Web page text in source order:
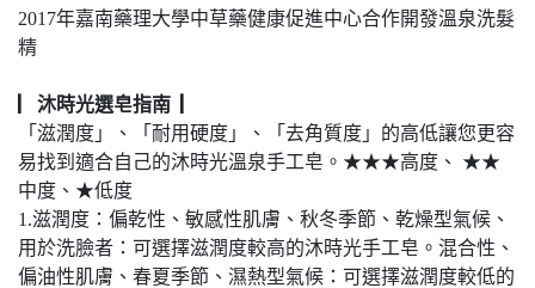
2017年嘉南藥理大學中草藥健康促進中心合作開發溫泉洗髮
精
▏沐時光選皂指南 ▏
「滋潤度」、「耐用硬度」、「去角質度」的高低讓您更容
易找到適合自己的沐時光溫泉手工皂。★★★高度、 ★★
中度、★低度
1.滋潤度：偏乾性、敏感性肌膚、秋冬季節、乾燥型氣候、
用於洗臉者：可選擇滋潤度較高的沐時光手工皂。混合性、
偏油性肌膚、春夏季節、濕熱型氣候：可選擇滋潤度較低的